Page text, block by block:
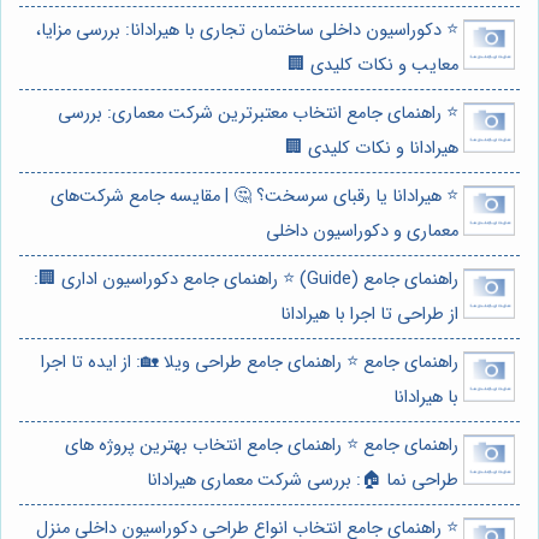
⭐️ دکوراسیون داخلی ساختمان تجاری با هیرادانا: بررسی مزایا،
معایب و نکات کلیدی 🏢
⭐️ راهنمای جامع انتخاب معتبرترین شرکت معماری: بررسی
هیرادانا و نکات کلیدی 🏢
⭐️ هیرادانا یا رقبای سرسخت؟ 🤔 | مقایسه جامع شرکت‌های
معماری و دکوراسیون داخلی
راهنمای جامع (Guide) ⭐️ راهنمای جامع دکوراسیون اداری 🏢:
از طراحی تا اجرا با هیرادانا
راهنمای جامع ⭐️ راهنمای جامع طراحی ویلا 🏡: از ایده تا اجرا
با هیرادانا
راهنمای جامع ⭐️ راهنمای جامع انتخاب بهترین پروژه های
طراحی نما 🏠: بررسی شرکت معماری هیرادانا
⭐️ راهنمای جامع انتخاب انواع طراحی دکوراسیون داخلی منزل